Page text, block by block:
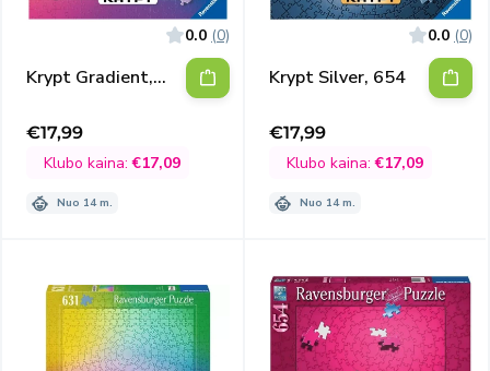
0.0 (0)
Krypt Gradient,
Išpardavimo
kaina
€17,99
Klubo kaina:€17,09
Nuo 14 m.
0.0 (0)
Krypt Silver, 654
Išpardavimo
kaina
€17,99
Klubo kaina:€17,09
Nuo 14 m.